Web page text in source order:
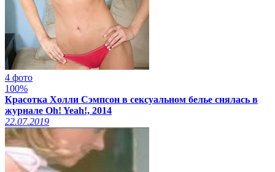
4 фото
100%
Красотка Холли Сэмпсон в сексуальном белье снялась в
журнале Oh! Yeah!, 2014
22.07.2019